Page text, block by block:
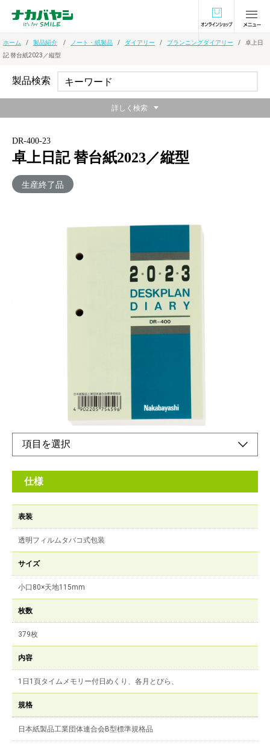
オンラインショ
ホーム 製品紹介 ノート・紙製品 ダイアリー プランニングダイアリー
卓上日
記 替台紙2023／縦型
DR-400-23
卓上日記 替台紙2023／縦型
生産終了品
心強いビジネスパートナーとして
メーカー希望小売価格：
1日1ページ日めくりタイプ。狭い場所にも置ける縦型
仕様
表装
透明フィルムタバコ式包装
サイズ
小口80×天地115mm
枚数
379枚
内容
1日1頁タイムメモリー付日めくり、各月とびら、
規格
日本紙製品工業団体連合会B型標準規格品
製品検索
詳しく検索